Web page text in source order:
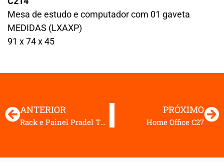
Mesa de estudo e computador com 01 gaveta
MEDIDAS (LXAXP)
91 x 74 x 45
ANTERIOR
Rack e Painel Pradel TB183 – TB183L
PRÓXIMO
Home Office C27